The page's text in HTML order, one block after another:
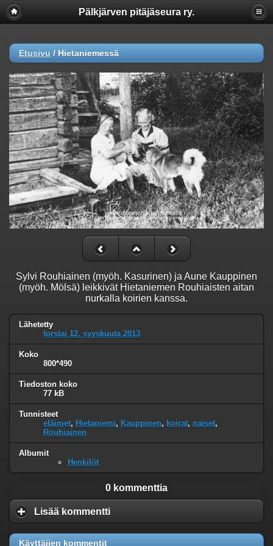
Pälkjärven pitäjäseura ry.
Etusivu / Hietaniemessä
Sylvi Rouhiainen (myöh. Kasurinen) ja Aune Kauppinen
(myöh. Mölsä) leikkivät Hietaniemen Rouhiaisten aitan
nurkalla koirien kanssa.
Lähetetty
torstai 12. syyskuuta 2013
Koko
800*490
Tiedoston koko
77 kB
Tunnisteet
eläimet, Hietaniemi, Kauppinen, koirat, naiset,
Rouhiainen
Albumit
Henkilöt
0 kommenttia
Lisää kommentti
Käyttäjien kommentit